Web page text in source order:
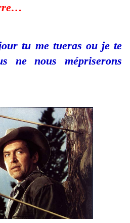
tu me tueras ou je te
ne nous mépriserons